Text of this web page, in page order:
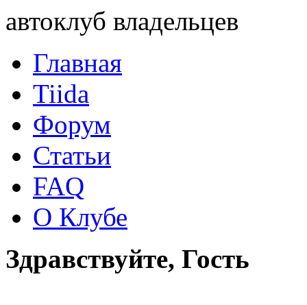
автоклуб владельцев
Главная
Tiida
Форум
Статьи
FAQ
О Клубе
Здравствуйте, Гость